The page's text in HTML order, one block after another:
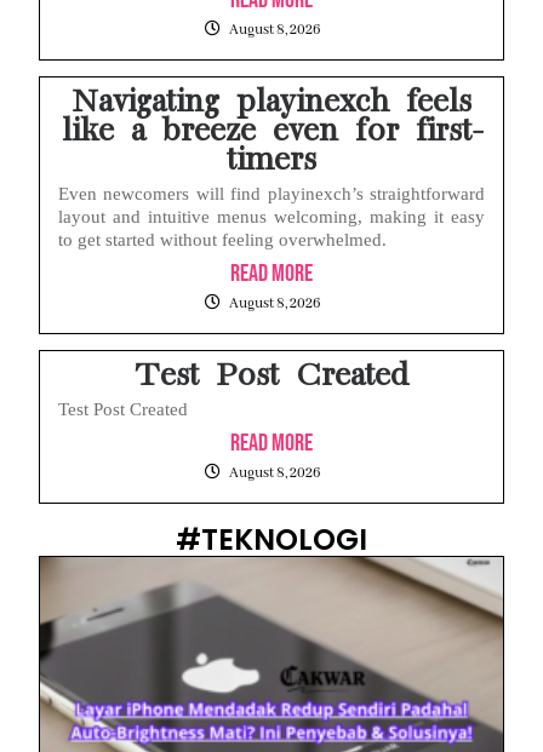
August 8, 2026
Navigating playinexch feels
like a breeze even for first-
timers
Even newcomers will find playinexch’s straightforward
layout and intuitive menus welcoming, making it easy
to get started without feeling overwhelmed.
Read More
August 8, 2026
Test Post Created
Test Post Created
Read More
August 8, 2026
#TEKNOLOGI